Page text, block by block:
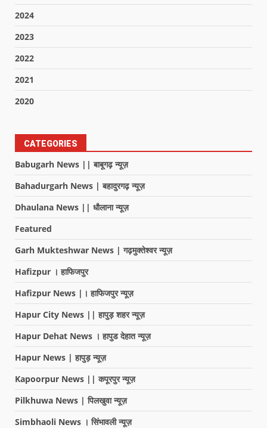
2024
2023
2022
2021
2020
CATEGORIES
Babugarh News || बाबूगढ़ न्यूज़
Bahadurgarh News | बहादुरगढ़ न्यूज़
Dhaulana News || धौलाना न्यूज़
Featured
Garh Mukteshwar News | गढ़मुक्तेश्वर न्यूज़
Hafizpur । हाफिजपुर
Hafizpur News |। हाफिजपुर न्यूज़
Hapur City News || हापुड़ शहर न्यूज़
Hapur Dehat News । हापुड देहात न्यूज़
Hapur News | हापुड़ न्यूज़
Kapoorpur News || कपूरपुर न्यूज़
Pilkhuwa News | पिलखुवा न्यूज़
Simbhaoli News । सिंभावली न्यूज़